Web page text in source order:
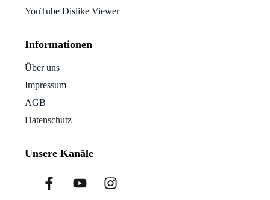
YouTube Dislike Viewer
Informationen
Über uns
Impressum
AGB
Datenschutz
Unsere Kanäle